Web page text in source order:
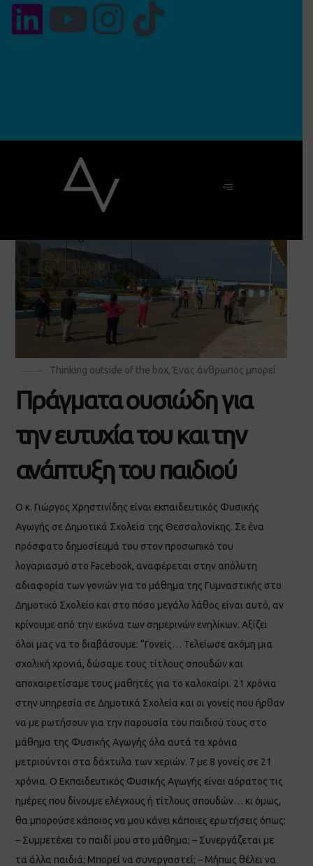
Thinking outside of the box, Ένας άνθρωπος μπορεί
Πράγματα ουσιώδη για
την ευτυχία του και την
ανάπτυξη του παιδιού
Ο κ. Γιώργος Χρηστινίδης είναι εκπαιδευτικός Φυσικής
Αγωγής σε Δημοτικά Σχολεία της Θεσσαλονίκης. Σε ένα
πρόσφατο δημοσίευμά του στον προσωπικό του
λογαριασμό στο Facebook, αναφέρεται στην απόλυτη
αδιαφορία των γονιών για το μάθημα της Γυμναστικής στο
Δημοτικό Σχολείο και στο πόσο μεγάλο λάθος είναι αυτό, αν
κρίνουμε από την εικόνα των σημερινών ενηλίκων. Αξίζει
όλοι μας να το διαβάσουμε: “Γονείς… Τελείωσε ακόμη μια
σχολική χρονιά, δώσαμε τους τίτλους σπουδών και
αποχαιρετίσαμε τους μαθητές για το καλοκαίρι. 21 χρόνια
στην υπηρεσία σε Δημοτικά Σχολεία και οι γονείς που ήρθαν
να με ρωτήσουν για την παρουσία του παιδιού τους στο
μάθημα της Φυσικής Αγωγής όλα αυτά τα χρόνια
μετριούνται στα δάχτυλα των χεριών. 7 με 8 γονείς σε 21
χρόνια. Ο Εκπαιδευτικός Φυσικής Αγωγής είναι αόρατος τις
ημέρες που δίνουμε ελέγχους ή τίτλους σπουδών… κι όμως,
θα μπορούσε κάποιος να μου κάνει κάποιες ερωτήσεις όπως:
– Συμμετέχει το παιδί μου στο μάθημα; – Συνεργάζεται με
τα άλλα παιδιά; Μπορεί να συνεργαστεί; – Μήπως θέλει να